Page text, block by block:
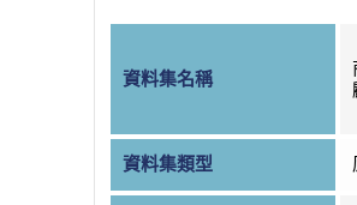
資料集名稱
資料集類型